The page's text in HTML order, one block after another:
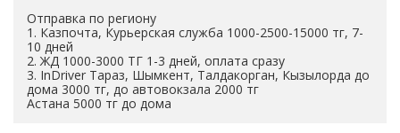
Отправка по региону
1. Казпочта, Курьерская служба 1000-2500-15000 тг, 7-
10 дней
2. ЖД 1000-3000 ТГ 1-3 дней, оплата сразу
3. InDriver Тараз, Шымкент, Талдакорган, Кызылорда до
дома 3000 тг, до автовокзала 2000 тг
Астана 5000 тг до дома